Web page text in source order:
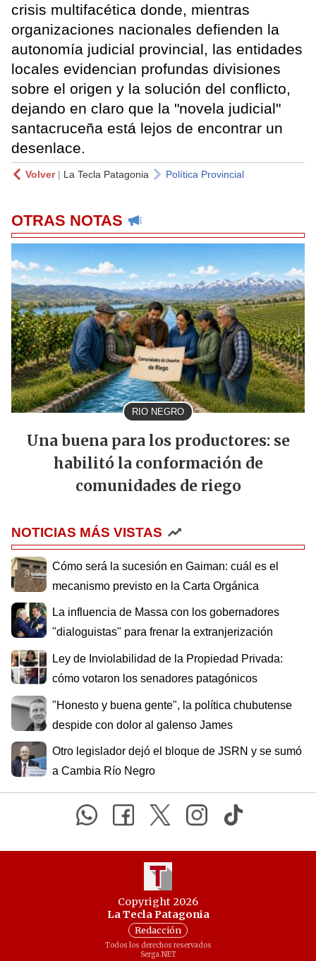
crisis multifacética donde, mientras
organizaciones nacionales defienden la
autonomía judicial provincial, las entidades
locales evidencian profundas divisiones
sobre el origen y la solución del conflicto,
dejando en claro que la "novela judicial"
santacruceña está lejos de encontrar un
desenlace.
Volver| La Tecla Patagonia Política Provincial
OTRAS NOTAS
RIO NEGRO
Una buena para los productores: se
habilitó la conformación de
comunidades de riego
NOTICIAS MÁS VISTAS
Cómo será la sucesión en Gaiman: cuál es el
mecanismo previsto en la Carta Orgánica
La influencia de Massa con los gobernadores
"dialoguistas" para frenar la extranjerización
Ley de Inviolabilidad de la Propiedad Privada:
cómo votaron los senadores patagónicos
"Honesto y buena gente", la política chubutense
despide con dolor al galenso James
Otro legislador dejó el bloque de JSRN y se sumó
a Cambia Río Negro
Copyright 2026
La Tecla Patagonia
Redacción
Todos los derechos reservados
Serga.NET